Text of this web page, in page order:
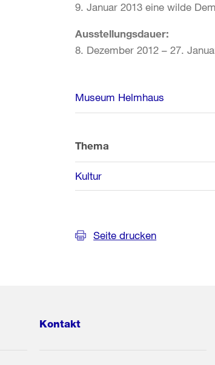
9. Januar 2013 eine wilde
Ausstellungsdauer:
8. Dezember 2012 – 27.
Weitere
Informationen
Museum Helmhaus
Thema
Kultur
Seite drucken
Kontakt